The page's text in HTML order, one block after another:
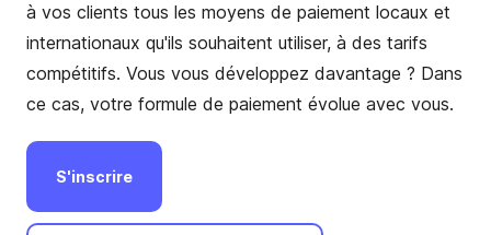
à vos clients tous les moyens de paiement locaux et
internationaux qu'ils souhaitent utiliser, à des tarifs
compétitifs. Vous vous développez davantage ? Dans
ce cas, votre formule de paiement évolue avec vous.
S'inscrire